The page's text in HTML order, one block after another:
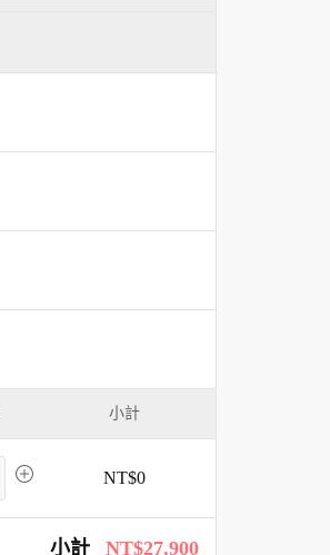
小計
NT$0
小計 NT$27,900